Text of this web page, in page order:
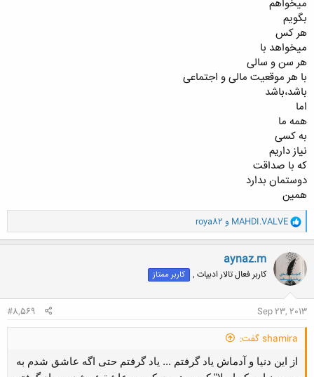
میخواهم
بگویم
هر کس
میخواهد با
هر سن و سالی
با هر موقعیت مالی و اجتماعی
باشد،باشد
اما
همه ما
به کسی
نیاز داریم
که با صداقت
دوستمان بدارد
همین
و
ا
ک
ن
ش
ه
ا
MAHDI.VALVE و roya82
aynaz.m
کاربر فعال تالار ادبیات , کاربر ممتاز
Sep 23, 2013
#8,569
shamira گفت:
از این دنیا و آدماش یاد گرفتم ... یاد گرفتم حتی اگه عاشق شدم به